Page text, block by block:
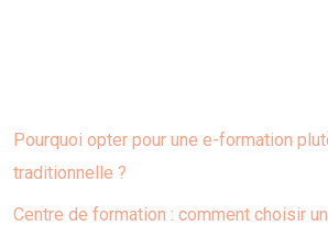
Pourquoi opter pour une e-formation
traditionnelle ?
Centre de formation : comment choisir